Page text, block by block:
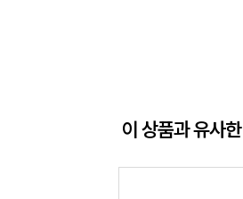
이 상품과 유사한